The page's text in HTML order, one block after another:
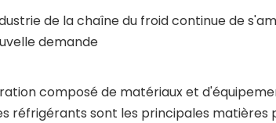
de la chaîne du froid continue de
demande
composé de matériaux et
réfrigérants sont les principales